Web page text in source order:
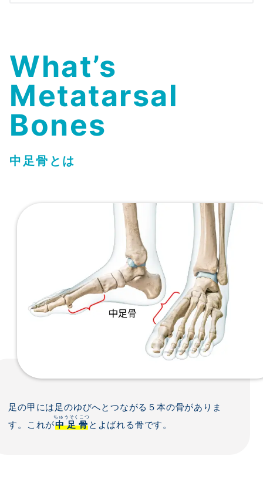
What’s
Metatarsal
Bones
中足骨とは
足の甲には足のゆびへとつながる５本の骨がありま
す。これが中足骨
ちゅうそくこつ
とよばれる骨です。